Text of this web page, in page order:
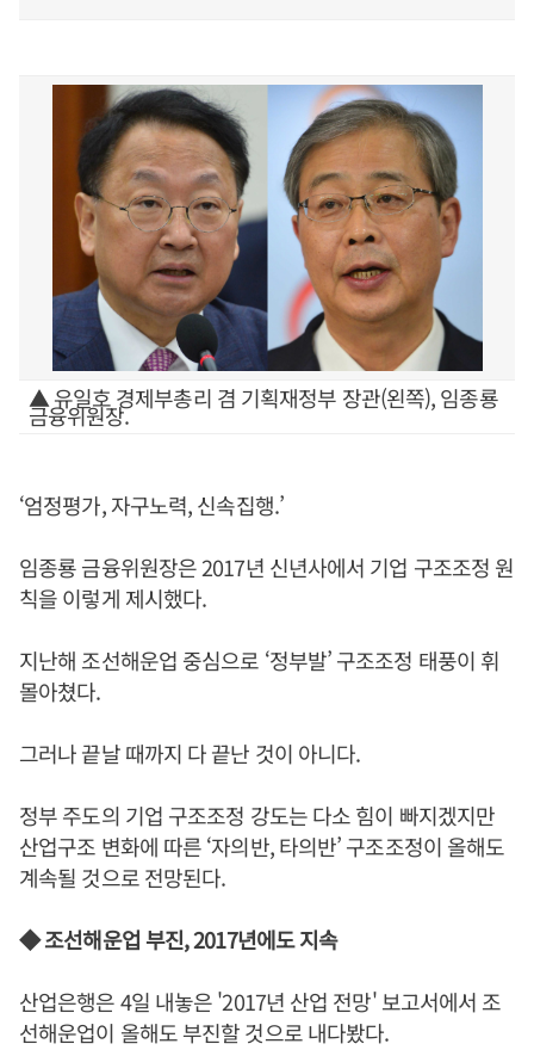
▲ 유일호 경제부총리 겸 기획재정부 장관(왼쪽), 임종룡
금융위원장.
‘엄정평가, 자구노력, 신속집행.’
임종룡 금융위원장은 2017년 신년사에서 기업 구조조정 원
칙을 이렇게 제시했다.
지난해 조선해운업 중심으로 ‘정부발’ 구조조정 태풍이 휘
몰아쳤다.
그러나 끝날 때까지 다 끝난 것이 아니다.
정부 주도의 기업 구조조정 강도는 다소 힘이 빠지겠지만
산업구조 변화에 따른 ‘자의반, 타의반’ 구조조정이 올해도
계속될 것으로 전망된다.
◆ 조선해운업 부진, 2017년에도 지속
산업은행은 4일 내놓은 '2017년 산업 전망' 보고서에서 조
선해운업이 올해도 부진할 것으로 내다봤다.